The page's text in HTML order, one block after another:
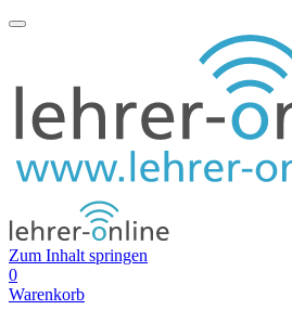
Zum Inhalt springen
0
Warenkorb